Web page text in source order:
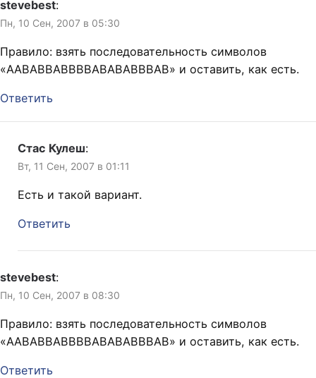
stevebest:
Пн, 10 Сен, 2007 в 05:30
Правило: взять последовательность символов
«AABABBABBBBABABABBBAB» и оставить, как есть.
Ответить
Стас Кулеш:
Вт, 11 Сен, 2007 в 01:11
Есть и такой вариант.
Ответить
stevebest:
Пн, 10 Сен, 2007 в 08:30
Правило: взять последовательность символов
«AABABBABBBBABABABBBAB» и оставить, как есть.
Ответить